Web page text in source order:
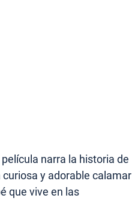
película narra la historia de
curiosa y adorable calamar
que vive en las